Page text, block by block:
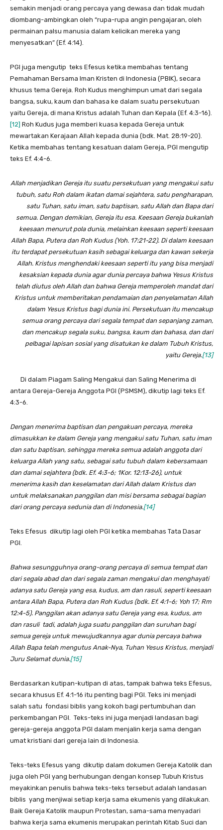
semakin menjadi orang percaya yang dewasa dan tidak mudah
diombang-ambingkan oleh “rupa-rupa angin pengajaran, oleh
permainan palsu manusia dalam kelicikan mereka yang
menyesatkan” (Ef. 4:14).
PGI juga mengutip teks Efesus ketika membahas tentang
Pemahaman Bersama Iman Kristen di Indonesia (PBIK), secara
khusus tema Gereja. Roh Kudus menghimpun umat dari segala
bangsa, suku, kaum dan bahasa ke dalam suatu persekutuan
yaitu Gereja, di mana Kristus adalah Tuhan dan Kepala (Ef. 4:3-16).
[12] Roh Kudus juga memberi kuasa kepada Gereja untuk
mewartakan Kerajaan Allah kepada dunia (bdk. Mat. 28:19-20).
Ketika membahas tentang kesatuan dalam Gereja, PGI mengutip
teks Ef. 4:4-6.
Allah menjadikan Gereja itu suatu persekutuan yang mengakui satu
tubuh, satu Roh dalam ikatan damai sejahtera, satu pengharapan,
satu Tuhan, satu iman, satu baptisan, satu Allah dan Bapa dari
semua. Dengan demikian, Gereja itu esa. Keesaan Gereja bukanlah
keesaan menurut pola dunia, melainkan keesaan seperti keesaan
Allah Bapa, Putera dan Roh Kudus (Yoh. 17:21-22). Di dalam keesaan
itu terdapat persekutuan kasih sebagai keluarga dan kawan sekerja
Allah. Kristus menghendaki keesaan seperti itu yang bisa menjadi
kesaksian kepada dunia agar dunia percaya bahwa Yesus Kristus
telah diutus oleh Allah dan bahwa Gereja memperoleh mandat dari
Kristus untuk memberitakan pendamaian dan penyelamatan Allah
dalam Yesus Kristus bagi dunia ini. Persekutuan itu mencakup
semua orang percaya dari segala tempat dan sepanjang zaman,
dan mencakup segala suku, bangsa, kaum dan bahasa, dan dari
pelbagai lapisan sosial yang disatukan ke dalam Tubuh Kristus,
yaitu Gereja.[13]
Di dalam Piagam Saling Mengakui dan Saling Menerima di
antara Gereja-Gereja Anggota PGI (PSMSM), dikutip lagi teks Ef.
4:3-6.
Dengan menerima baptisan dan pengakuan percaya, mereka
dimasukkan ke dalam Gereja yang mengakui satu Tuhan, satu iman
dan satu baptisan, sehingga mereka semua adalah anggota dari
keluarga Allah yang satu, sebagai satu tubuh dalam kebersamaan
dan damai sejahtera (bdk. Ef. 4:3-6; 1Kor. 12:13-26), untuk
menerima kasih dan keselamatan dari Allah dalam Kristus dan
untuk melaksanakan panggilan dan misi bersama sebagai bagian
dari orang percaya sedunia dan di Indonesia.[14]
Teks Efesus dikutip lagi oleh PGI ketika membahas Tata Dasar
PGI.
Bahwa sesungguhnya orang-orang percaya di semua tempat dan
dari segala abad dan dari segala zaman mengakui dan menghayati
adanya satu Gereja yang esa, kudus, am dan rasuli, seperti keesaan
antara Allah Bapa, Putera dan Roh Kudus (bdk. Ef. 4:1-6; Yoh 17; Rm
12:4-5). Panggilan akan adanya satu Gereja yang esa, kudus, am
dan rasuli tadi, adalah juga suatu panggilan dan suruhan bagi
semua gereja untuk mewujudkannya agar dunia percaya bahwa
Allah Bapa telah mengutus Anak-Nya, Tuhan Yesus Kristus, menjadi
Juru Selamat dunia.[15]
Berdasarkan kutipan-kutipan di atas, tampak bahwa teks Efesus,
secara khusus Ef. 4:1-16 itu penting bagi PGI. Teks ini menjadi
salah satu fondasi biblis yang kokoh bagi pertumbuhan dan
perkembangan PGI. Teks-teks ini juga menjadi landasan bagi
gereja-gereja anggota PGI dalam menjalin kerja sama dengan
umat kristiani dari gereja lain di Indonesia.
Teks-teks Efesus yang dikutip dalam dokumen Gereja Katolik dan
juga oleh PGI yang berhubungan dengan konsep Tubuh Kristus
meyakinkan penulis bahwa teks-teks tersebut adalah landasan
biblis yang menjiwai setiap kerja sama ekumenis yang dilakukan.
Baik Gereja Katolik maupun Protestan, sama-sama menyadari
bahwa kerja sama ekumenis merupakan perintah Kitab Suci dan